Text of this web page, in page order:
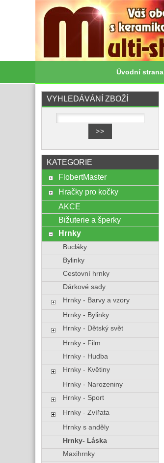
Úvodní strana
VYHLEDÁVÁNÍ ZBOŽÍ
KATEGORIE
FlobertMaster
Hračky pro kočky
AKCE
Bižuterie a šperky
Hrnky
Bucláky
Bylinky
Cestovní hrnky
Dárkové sady
Hrnky - Barvy a vzory
Hrnky - Bylinky
Hrnky - Dětský svět
Hrnky - Film
Hrnky - Hudba
Hrnky - Květiny
Hrnky - Narozeniny
Hrnky - Sport
Hrnky - Zvířata
Hrnky s anděly
Hrnky- Láska
Maxihrnky